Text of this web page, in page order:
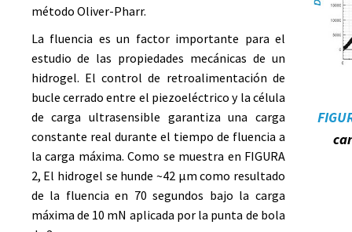
método Oliver-Pharr.
La fluencia es un factor importante para el
estudio de las propiedades mecánicas de un
hidrogel. El control de retroalimentación de
bucle cerrado entre el piezoeléctrico y la célula
de carga ultrasensible garantiza una carga
constante real durante el tiempo de fluencia a
la carga máxima. Como se muestra en FIGURA
2, El hidrogel se hunde ~42 μm como resultado
de la fluencia en 70 segundos bajo la carga
máxima de 10 mN aplicada por la punta de bola